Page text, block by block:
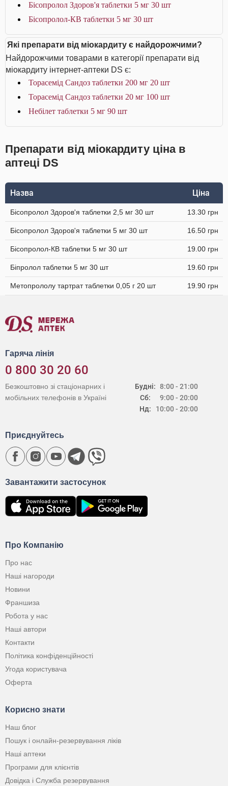
Бісопролол Здоров'я таблетки 5 мг 30 шт
Бісопролол-КВ таблетки 5 мг 30 шт
Які препарати від міокардиту є найдорожчими?
Найдорожчими товарами в категорії препарати від
міокардиту інтернет-аптеки DS є:
Торасемід Сандоз таблетки 200 мг 20 шт
Торасемід Сандоз таблетки 20 мг 100 шт
Небілет таблетки 5 мг 90 шт
Препарати від міокардиту ціна в
аптеці DS
Назва Ціна
Бісопролол Здоров'я таблетки 2,5 мг 30 шт 13.30 грн
Бісопролол Здоров'я таблетки 5 мг 30 шт 16.50 грн
Бісопролол-КВ таблетки 5 мг 30 шт 19.00 грн
Біпролол таблетки 5 мг 30 шт 19.60 грн
Метопрололу тартрат таблетки 0,05 г 20 шт 19.90 грн
Гаряча лінія
0 800 30 20 60
Будні:
Сб:
Нд:
8:00 - 21:00
9:00 - 20:00
10:00 - 20:00
Безкоштовно зі стаціонарних і
мобільних телефонів в Україні
Про Компанію
Про нас
Наші нагороди
Новини
Франшиза
Робота у нас
Наші автори
Контакти
Політика конфіденційності
Угода користувача
Оферта
Корисно знати
Наш блог
Пошук і онлайн-резервування ліків
Наші аптеки
Програми для клієнтів
Довідка і Служба резервування
Завантажити застосунок
Приєднуйтесь